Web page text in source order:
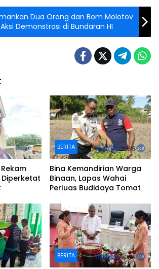
Dua Orang dan Bom Molotov
Demonstrasi di Bundaran HI
Diperketat
BERITA
Bina Kemandirian Warga
Binaan, Lapas Wahai
Perluas Budidaya Tomat
BERITA